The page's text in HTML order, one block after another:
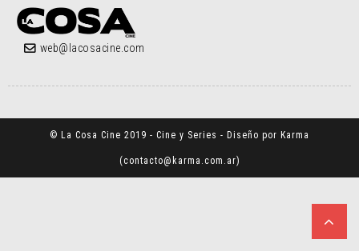
web@lacosacine.com
© La Cosa Cine 2019 - Cine y Series - Diseño por Karma
(contacto@karma.com.ar)